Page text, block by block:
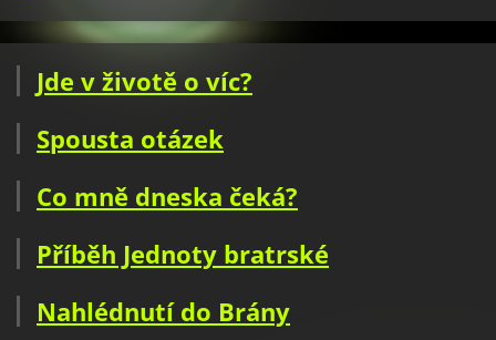
Jde v životě o víc?
Spousta otázek
Co mně dneska čeká?
Příběh Jednoty bratrské
Nahlédnutí do Brány